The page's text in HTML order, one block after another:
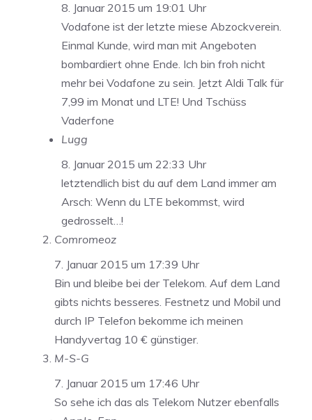
8. Januar 2015 um 19:01 Uhr
Vodafone ist der letzte miese Abzockverein.
Einmal Kunde, wird man mit Angeboten
bombardiert ohne Ende. Ich bin froh nicht
mehr bei Vodafone zu sein. Jetzt Aldi Talk für
7,99 im Monat und LTE! Und Tschüss
Vaderfone
Lugg
8. Januar 2015 um 22:33 Uhr
letztendlich bist du auf dem Land immer am
Arsch: Wenn du LTE bekommst, wird
gedrosselt…!
Comromeoz
7. Januar 2015 um 17:39 Uhr
Bin und bleibe bei der Telekom. Auf dem Land
gibts nichts besseres. Festnetz und Mobil und
durch IP Telefon bekomme ich meinen
Handyvertag 10 € günstiger.
M-S-G
7. Januar 2015 um 17:46 Uhr
So sehe ich das als Telekom Nutzer ebenfalls